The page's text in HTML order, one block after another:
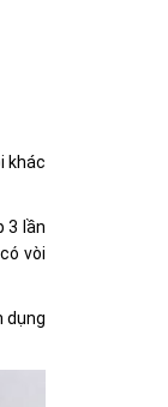
khác
3 lần
vòi
dụng